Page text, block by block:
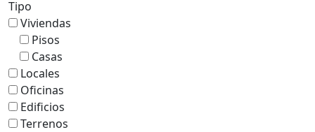
Tipo
Viviendas
Pisos
Casas
Locales
Oficinas
Edificios
Terrenos